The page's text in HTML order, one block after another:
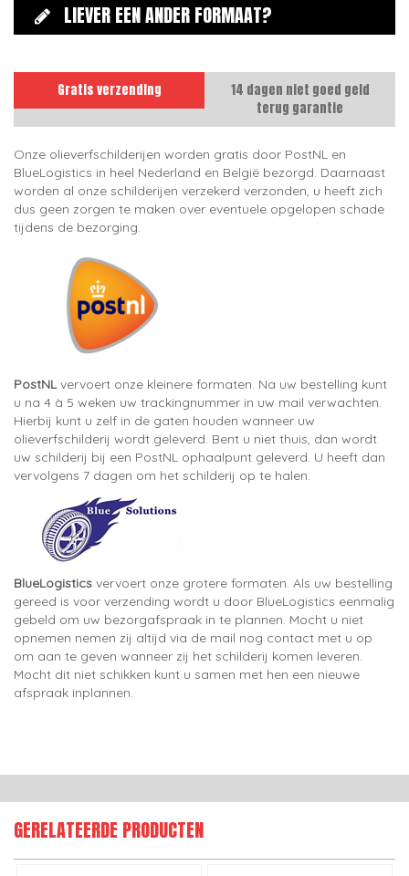
LIEVER EEN ANDER FORMAAT?
Gratis verzending
14 dagen niet goed geld
terug garantie
Onze olieverfschilderijen worden gratis door PostNL en
BlueLogistics in heel Nederland en België bezorgd. Daarnaast
worden al onze schilderijen verzekerd verzonden, u heeft zich
dus geen zorgen te maken over eventuele opgelopen schade
tijdens de bezorging.
PostNLvervoert onze kleinere formaten. Na uw bestelling kunt
u na 4 à 5 weken uw trackingnummer in uw mail verwachten.
Hierbij kunt u zelf in de gaten houden wanneer uw
olieverfschilderij wordt geleverd. Bent u niet thuis, dan wordt
uw schilderij bij een PostNL ophaalpunt geleverd. U heeft dan
vervolgens 7 dagen om het schilderij op te halen.
BlueLogistics vervoert onze grotere formaten. Als uw bestelling
gereed is voor verzending wordt u door BlueLogistics eenmalig
gebeld om uw bezorgafspraak in te plannen. Mocht u niet
opnemen nemen zij altijd via de mail nog contact met u op
om aan te geven wanneer zij het schilderij komen leveren.
Mocht dit niet schikken kunt u samen met hen een nieuwe
afspraak inplannen.
GERELATEERDE PRODUCTEN